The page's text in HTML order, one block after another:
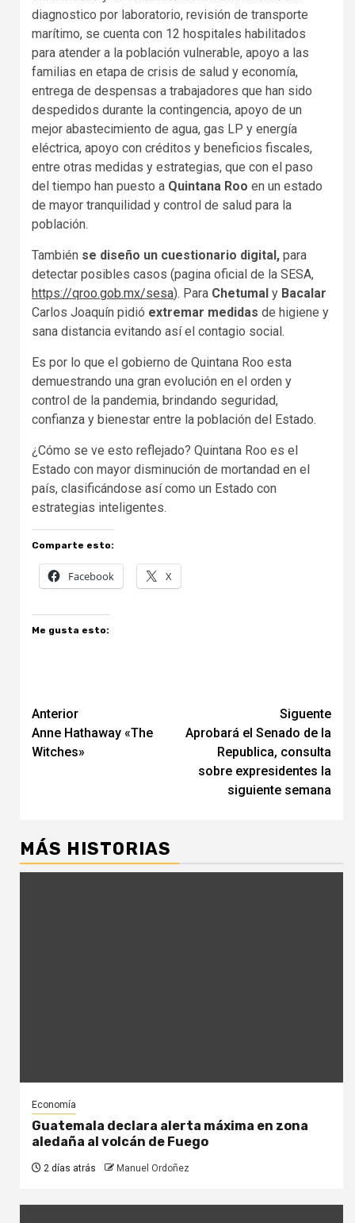
diagnostico por laboratorio, revisión de transporte
marítimo, se cuenta con 12 hospitales habilitados
para atender a la población vulnerable, apoyo a las
familias en etapa de crisis de salud y economía,
entrega de despensas a trabajadores que han sido
despedidos durante la contingencia, apoyo de un
mejor abastecimiento de agua, gas LP y energía
eléctrica, apoyo con créditos y beneficios fiscales,
entre otras medidas y estrategias, que con el paso
del tiempo han puesto a Quintana Roo en un estado
de mayor tranquilidad y control de salud para la
población.
También se diseño un cuestionario digital, para
detectar posibles casos (pagina oficial de la SESA,
https://qroo.gob.mx/sesa). Para Chetumal y Bacalar
Carlos Joaquín pidió extremar medidas de higiene y
sana distancia evitando así el contagio social.
Es por lo que el gobierno de Quintana Roo esta
demuestrando una gran evolución en el orden y
control de la pandemia, brindando seguridad,
confianza y bienestar entre la población del Estado.
¿Cómo se ve esto reflejado? Quintana Roo es el
Estado con mayor disminución de mortandad en el
país, clasificándose así como un Estado con
estrategias inteligentes.
Comparte esto:
Facebook X
Me gusta esto:
Navegación
de
Anterior
Anne Hathaway «The
Witches»
Siguente
Aprobará el Senado de la
Republica, consulta
sobre expresidentes la
siguiente semana
MÁS HISTORIAS
Economía
Guatemala declara alerta máxima en zona
aledaña al volcán de Fuego
2 días atrás Manuel Ordoñez